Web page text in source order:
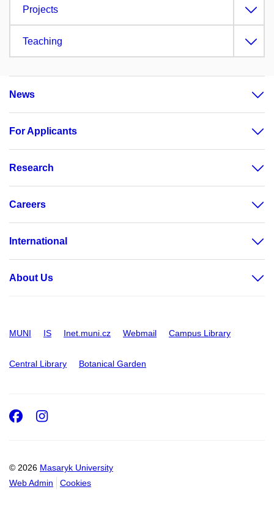
Projects
Teaching
News
For Applicants
Research
Careers
International
About Us
MUNI IS Inet.muni.cz Webmail Campus Library
Central Library Botanical Garden
© 2026 Masaryk University
Web Admin
Cookies
Facebook
Instagram